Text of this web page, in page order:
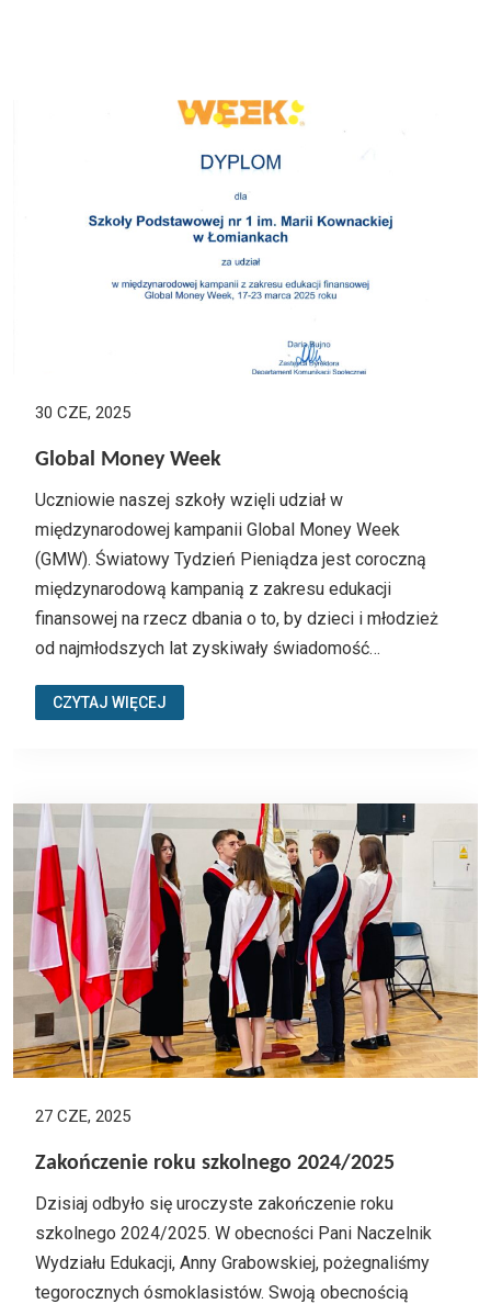
30 CZE, 2025
Global Money Week
Uczniowie naszej szkoły wzięli udział w
międzynarodowej kampanii Global Money Week
(GMW). Światowy Tydzień Pieniądza jest coroczną
międzynarodową kampanią z zakresu edukacji
finansowej na rzecz dbania o to, by dzieci i młodzież
od najmłodszych lat zyskiwały świadomość…
CZYTAJ WIĘCEJ
27 CZE, 2025
Zakończenie roku szkolnego 2024/2025
Dzisiaj odbyło się uroczyste zakończenie roku
szkolnego 2024/2025. W obecności Pani Naczelnik
Wydziału Edukacji, Anny Grabowskiej, pożegnaliśmy
tegorocznych ósmoklasistów. Swoją obecnością